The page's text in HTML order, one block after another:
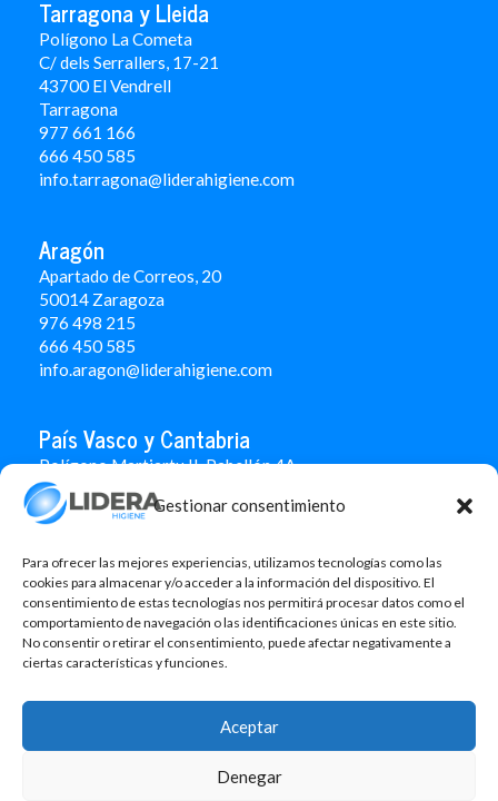
Gestionar consentimiento
Para ofrecer las mejores experiencias, utilizamos tecnologías como las
cookies para almacenar y/o acceder a la información del dispositivo. El
consentimiento de estas tecnologías nos permitirá procesar datos como el
comportamiento de navegación o las identificaciones únicas en este sitio.
No consentir o retirar el consentimiento, puede afectar negativamente a
ciertas características y funciones.
Aceptar
Denegar
Tarragona y Lleida
Polígono La Cometa
C/ dels Serrallers, 17-21
43700 El Vendrell
Tarragona
977 661 166
666 450 585
info.tarragona@liderahigiene.com
Aragón
Apartado de Correos, 20
50014 Zaragoza
976 498 215
666 450 585
info.aragon@liderahigiene.com
País Vasco y Cantabria
Polígono Martiartu II. Pabellón 4A
48480 Arrigorriaga
Bizkaia
666 451 184
info.paisvasco@liderahigiene.com
Linked In